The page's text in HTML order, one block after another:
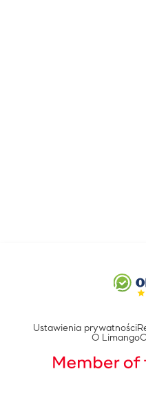
Ustawienia prywatności
O Limango